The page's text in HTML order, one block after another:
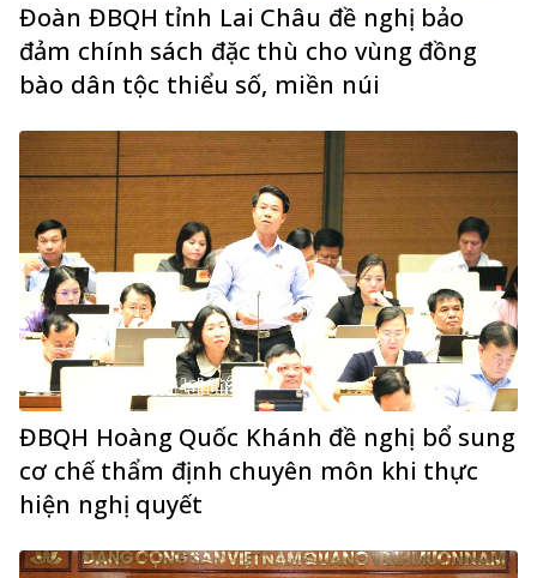
Đoàn ĐBQH tỉnh Lai Châu đề nghị bảo
đảm chính sách đặc thù cho vùng đồng
bào dân tộc thiểu số, miền núi
ĐBQH Hoàng Quốc Khánh đề nghị bổ sung
cơ chế thẩm định chuyên môn khi thực
hiện nghị quyết